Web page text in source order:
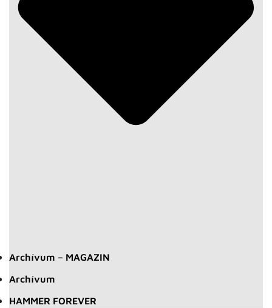
Archívum – MAGAZIN
Archívum
HAMMER FOREVER